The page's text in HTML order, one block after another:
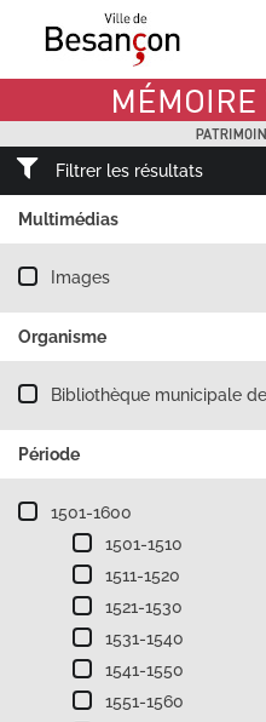
Mémoire Vive patrimoine
Filtrer les résultats
Multimédias
Filtre les résultats
Images
Organisme
Filtre les résultats
Bibliothèque municipale de
Période
Filtre les résultats
1501-1600
1501-1510
1511-1520
1521-1530
1531-1540
1541-1550
1551-1560